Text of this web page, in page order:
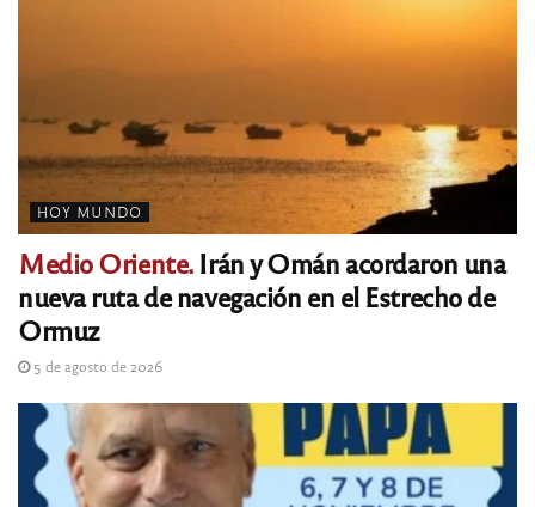
HOY MUNDO
Medio Oriente.Irán y Omán acordaron una
nueva ruta de navegación en el Estrecho de
Ormuz
5 de agosto de 2026